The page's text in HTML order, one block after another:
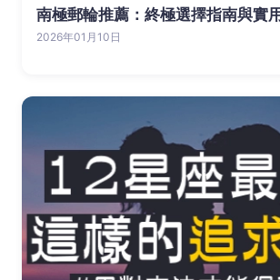
南極郵輪推薦：終極選擇指南與實
2026年01月10日